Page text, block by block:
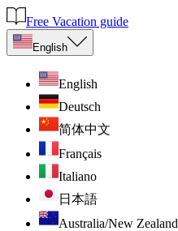
Free Vacation guide
English
English
Deutsch
简体中文
Français
Italiano
日本語
Australia/New Zealand